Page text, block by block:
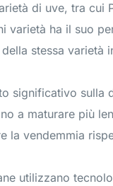
di uve, tra cui
varietà ha il suo
stessa varietà
significativo sulla
a maturare più
la vendemmia
utilizzano